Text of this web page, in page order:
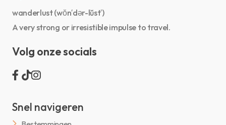
wanderlust (wŏn′dər-lŭst′)
A very strong or irresistible impulse to travel.
Volg onze socials
Snel navigeren